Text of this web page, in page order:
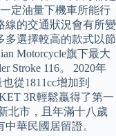
定油量下機車所能行
線的交通狀況會有所變
多選擇較高的款式以節
Motorcycle旗下最大
Stroke 116。 2020年
從1811cc增加到
3R輕鬆贏得了第一
北市，且年滿十八歲
華民國居留證。